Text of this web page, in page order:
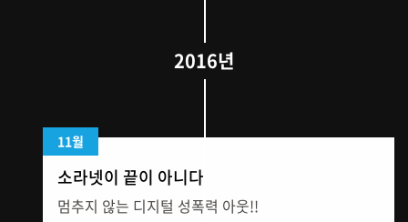
2016년
11월
소라넷이 끝이 아니다
멈추지 않는 디지털 성폭력 아웃!!